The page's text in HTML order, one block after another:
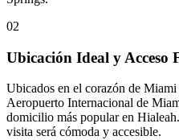
02
Ubicación Ideal y Acceso
Ubicados en el corazón de
Aeropuerto Internacional de
domicilio más popular en
visita será cómoda y accesible.